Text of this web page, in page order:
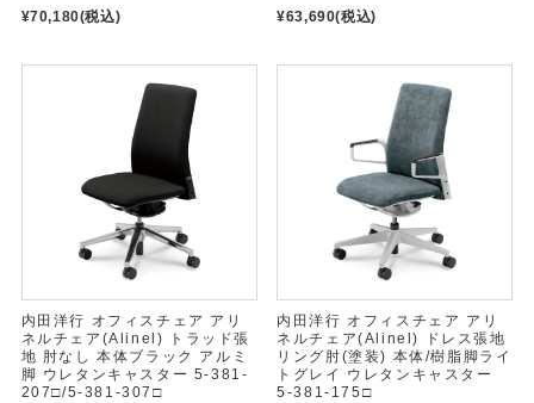
¥70,180(税込)
¥63,690(税込)
内田洋行 オフィスチェア アリ
ネルチェア(Alinel) トラッド張
地 肘なし 本体ブラック アルミ
脚 ウレタンキャスター 5-381-
207□/5-381-307□
内田洋行 オフィスチェア アリ
ネルチェア(Alinel) ドレス張地
リング肘(塗装) 本体/樹脂脚ライ
トグレイ ウレタンキャスター
5-381-175□